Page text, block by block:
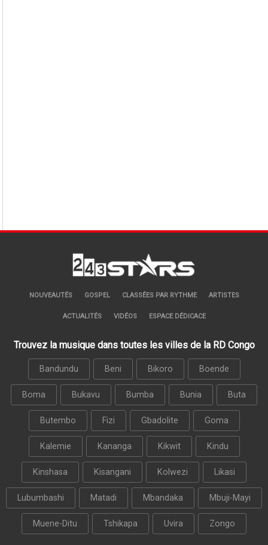
NOUVEAUTÉS GOSPEL CLASSÉES PAR RYTHME ARTISTES
ACTUALITÉS VIDÉOS ESPACE DÉDICACE
Trouvez la musique dans toutes les villes de la RD Congo
Bandundu Beni Bikoro Boende
Boma Bukavu Bumba Bunia Buta
Butembo Fizi Gbadolite Goma
Kalemie Kananga Kikwit Kindu
Kinshasa Kisangani Kolwezi Likasi
Lubumbashi Matadi Mbandaka Mbuji-Mayi
Muene-Ditu Tshikapa Uvira Zongo